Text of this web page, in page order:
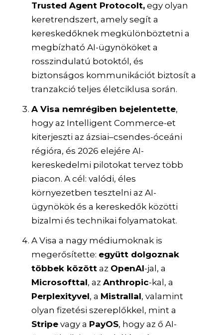
Trusted Agent Protocolt, egy olyan
keretrendszert, amely segít a
kereskedőknek megkülönböztetni a
megbízható AI-ügynököket a
rosszindulatú botoktól, és
biztonságos kommunikációt biztosít a
tranzakció teljes életciklusa során.
A Visa nemrégiben bejelentette,
hogy az Intelligent Commerce-et
kiterjeszti az ázsiai–csendes-óceáni
régióra, és 2026 elejére AI-
kereskedelmi pilotokat tervez több
piacon. A cél: valódi, éles
környezetben tesztelni az AI-
ügynökök és a kereskedők közötti
bizalmi és technikai folyamatokat.
A Visa a nagy médiumoknak is
megerősítette: együtt dolgoznak
többek között az OpenAI-jal, a
Microsofttal, azAnthropic-kal, a
Perplexityvel, a Mistrallal, valamint
olyan fizetési szereplőkkel, mint a
Stripe vagy a PayOS, hogy az ő AI-